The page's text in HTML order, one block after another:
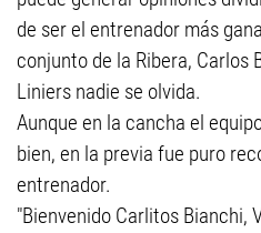
de ser el entrenador más
conjunto de la Ribera, Carlos
Liniers nadie se olvida.
Aunque en la cancha el
bien, en la previa fue puro
entrenador.
"Bienvenido Carlitos Bianchi,